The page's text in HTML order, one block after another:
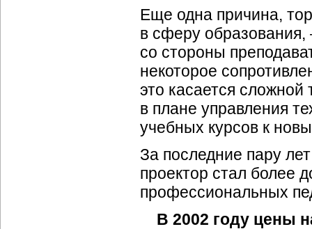
Еще одна причина,
в сферу
со стороны
некоторое
это касается сложной
в плане управления
учебных курсов к
За последние пару
проектор стал более
профессиональных
В 2002 году цены